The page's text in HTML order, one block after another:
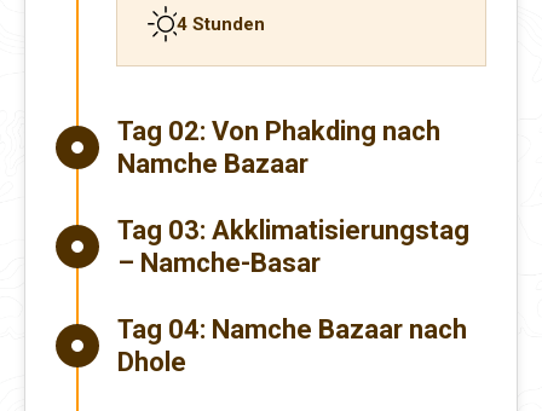
4 Stunden
Tag 02: Von Phakding nach
Namche Bazaar
Tag 03: Akklimatisierungstag
– Namche-Basar
Tag 04: Namche Bazaar nach
Dhole